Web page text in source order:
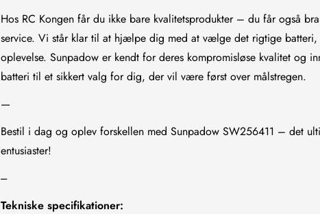
Hos RC Kongen får du ikke bare kvalitetsprodukter – du får også
service. Vi står klar til at hjælpe dig med at vælge det rigtige batteri,
oplevelse. Sunpadow er kendt for deres kompromisløse kvalitet og
batteri til et sikkert valg for dig, der vil være først over målstregen.
—
Bestil i dag og oplev forskellen med Sunpadow SW256411 – det
entusiaster!
---
Tekniske specifikationer: